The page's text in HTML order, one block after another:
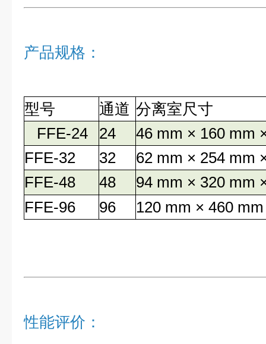
产品规格：
型号 通道 分离室尺寸
FFE-24
24
46 mm × 160 mm
FFE-32
32
62 mm × 254 mm
FFE-48
48
94 mm × 320 mm
FFE-96
96 120 mm × 460
性能评价：